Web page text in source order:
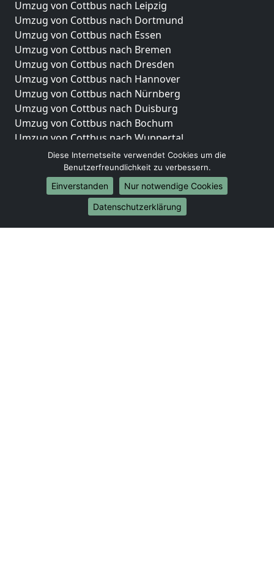
Umzug von Cottbus nach Leipzig
Umzug von Cottbus nach Dortmund
Umzug von Cottbus nach Essen
Umzug von Cottbus nach Bremen
Umzug von Cottbus nach Dresden
Umzug von Cottbus nach Hannover
Umzug von Cottbus nach Nürnberg
Umzug von Cottbus nach Duisburg
Umzug von Cottbus nach Bochum
Umzug von Cottbus nach Wuppertal
Umzug von Cottbus nach Bielefeld
Umzug von Cottbus nach Bonn
Umzug von Cottbus nach Münster
Internationale-Umzüge
Umzug von Cottbus nach Brasilien
Diese Internetseite verwendet Cookies um die
Benutzerfreundlichkeit zu verbessern.
Einverstanden
Nur notwendige Cookies
Datenschutzerklärung